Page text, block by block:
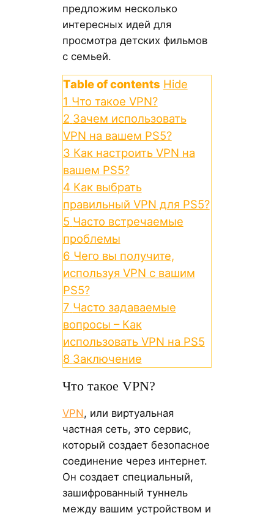
предложим несколько
интересных идей для
просмотра детских фильмов
с семьей.
Table of contents Hide
1 Что такое VPN?
2 Зачем использовать
VPN на вашем PS5?
3 Как настроить VPN на
вашем PS5?
4 Как выбрать
правильный VPN для PS5?
5 Часто встречаемые
проблемы
6 Чего вы получите,
используя VPN с вашим
PS5?
7 Часто задаваемые
вопросы – Как
использовать VPN на PS5
8 Заключение
Что такое VPN?
VPN, или виртуальная
частная сеть, это сервис,
который создает безопасное
соединение через интернет.
Он создает специальный,
зашифрованный туннель
между вашим устройством и